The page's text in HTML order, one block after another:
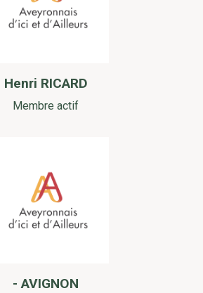
Henri RICARD
Membre actif
- AVIGNON